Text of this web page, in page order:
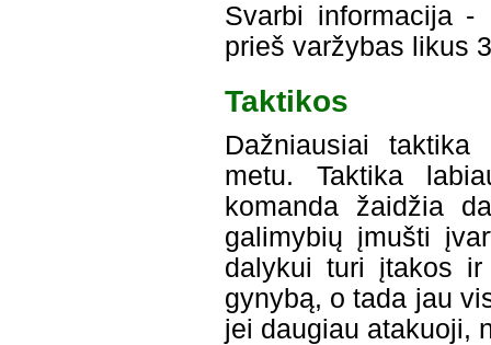
Svarbi informacija -
prieš varžybas likus
Taktikos
Dažniausiai
metu. Taktika
komanda žaidžia
galimybių įmušti
dalykui turi įtakos
gynybą, o tada jau
jei daugiau atakuoji,